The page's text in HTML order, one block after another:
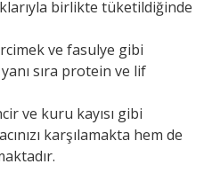
birlikte tüketildiğinde
ve fasulye gibi
sıra protein ve lif
ve kuru kayısı gibi
karşılamakta hem de